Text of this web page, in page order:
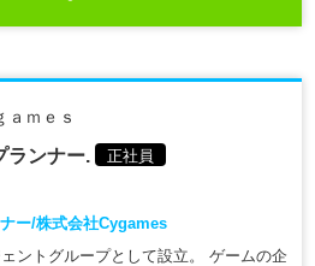
ａｍｅｓ
ランナー. 正社員
ー/株式会社Cygames
ントグループとして設立。 ゲームの企